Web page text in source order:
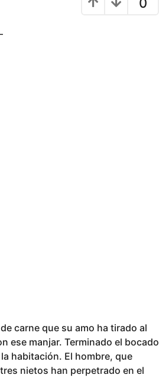
carne que su amo ha tirado al
ese manjar. Terminado el bocado
habitación. El hombre, que
nietos han perpetrado en el